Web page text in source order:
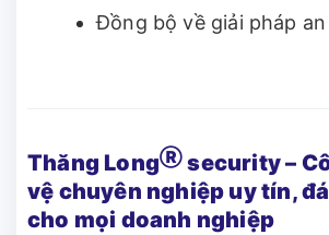
Đồng bộ về giải pháp
Thăng LongⓇ security –
vệ chuyên nghiệp uy tín,
cho mọi doanh nghiệp